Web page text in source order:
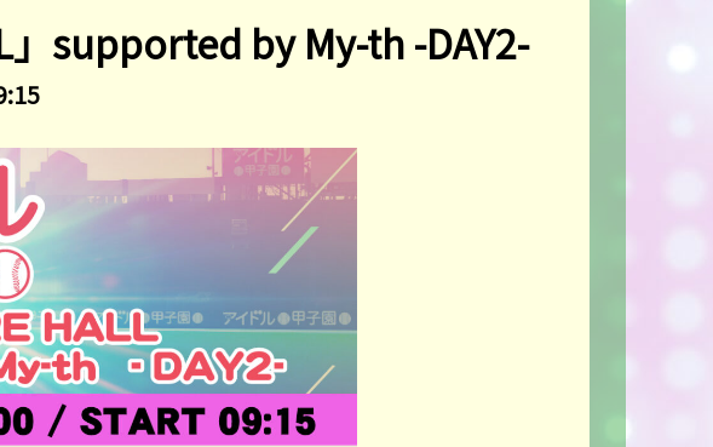
」supported by My-th -DAY2-